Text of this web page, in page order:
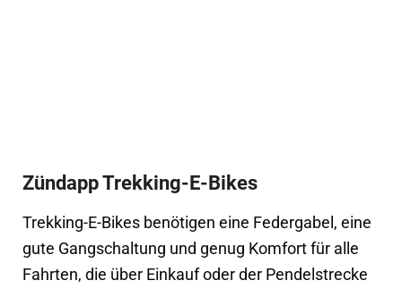
Zündapp Trekking-E-Bikes
Trekking-E-Bikes benötigen eine Federgabel, eine
gute Gangschaltung und genug Komfort für alle
Fahrten, die über Einkauf oder der Pendelstrecke